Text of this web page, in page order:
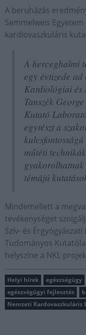
A beruházás
Semmelweis
kardiovaszkuláris
A herceghalmi
egy évtizede
Kardiológiai és
Tanszék
Kutató
egyrészt a
műtéti
gyakorolhatnak
témájú
Mindemellett a
tevékenységet
Szív- és
Tudományos
helyszíne a NKL
Helyi hírek egészségügy
egészségügyi fejlesztés
Nemzeti Kardovaszkuláris